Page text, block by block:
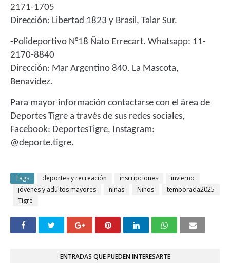
2171-1705
Dirección: Libertad 1823 y Brasil, Talar Sur.
-Polideportivo N°18 Ñato Errecart. Whatsapp: 11-
2170-8840
Dirección: Mar Argentino 840. La Mascota,
Benavídez.
Para mayor información contactarse con el área de
Deportes Tigre a través de sus redes sociales,
Facebook: DeportesTigre, Instagram:
@deporte.tigre.
Tags deportes y recreación inscripciones
invierno
jóvenes y adultos mayores
niñas Niños
temporada2025
Tigre
ENTRADAS QUE PUEDEN INTERESARTE